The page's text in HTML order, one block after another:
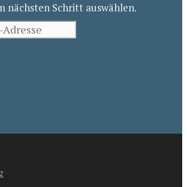
nächsten Schritt auswählen.